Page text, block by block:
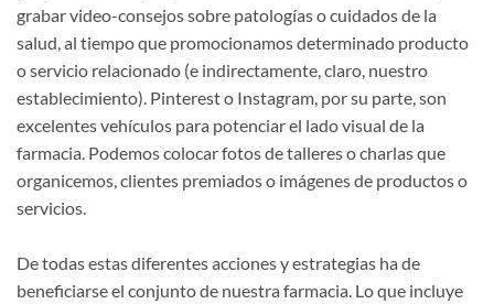
grabar video-consejos sobre patologías o cuidados de la
salud, al tiempo que promocionamos determinado producto
o servicio relacionado (e indirectamente, claro, nuestro
establecimiento). Pinterest o Instagram, por su parte, son
excelentes vehículos para potenciar el lado visual de la
farmacia. Podemos colocar fotos de talleres o charlas que
organicemos, clientes premiados o imágenes de productos o
servicios.
De todas estas diferentes acciones y estrategias ha de
beneficiarse el conjunto de nuestra farmacia. Lo que incluye